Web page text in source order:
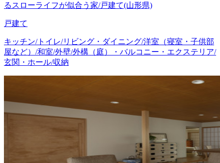
るスローライフが似合う家/戸建て(山形県)
戸建て
キッチン/トイレ/リビング・ダイニング/洋室（寝室・子供部
屋など）/和室/外壁/外構（庭）・バルコニー・エクステリア/
玄関・ホール/収納